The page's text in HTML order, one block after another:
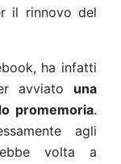
il rinnovo del
ha infatti
avviato una
promemoria.
agli
volta a